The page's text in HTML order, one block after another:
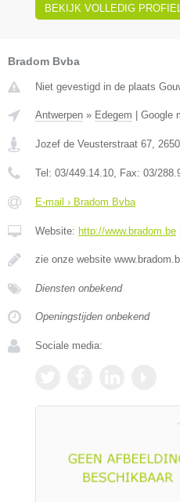
BEKIJK VOLLEDIG
Bradom Bvba
Niet gevestigd in de plaats
Antwerpen » Edegem Google
Jozef de Veusterstraat 67, 2650
Tel: 03/449.14.10, Fax: 03/
E-mail › Bradom Bvba
Website: http://www.bradom.be
zie onze website
Diensten onbekend
Openingstijden onbekend
Sociale media: